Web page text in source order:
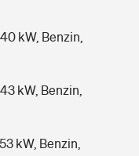
kW, Benzin,
kW, Benzin,
kW, Benzin,